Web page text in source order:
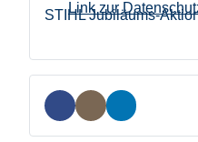
STIHL Jubiläums-
Link zur